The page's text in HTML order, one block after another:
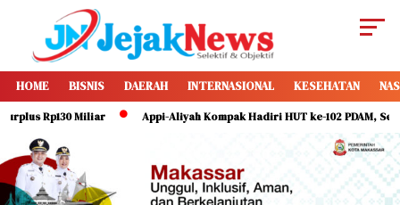
HOME BISNIS DAERAH INTERNASIONAL KESEHATAN
Rp130 Miliar Appi-Aliyah Kompak Hadiri HUT ke-102 PDAM,